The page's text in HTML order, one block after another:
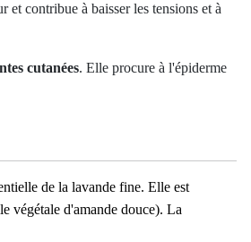
et contribue à baisser les tensions et à
cutanées. Elle procure à l'épiderme
de la lavande fine. Elle est
végétale d'amande douce). La